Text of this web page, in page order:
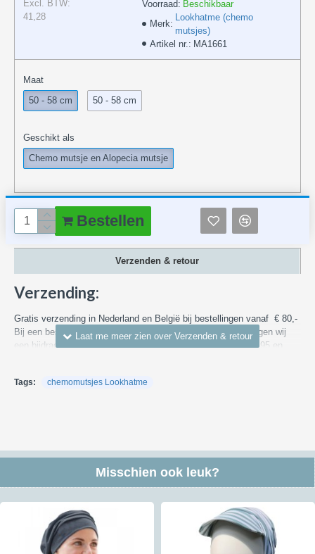
Excl. BTW:
41,28
Voorraad: Beschikbaar
Merk:
Lookhatme (chemo
mutsjes)
Artikel nr.: MA1661
Maat
50 - 58 cm
50 - 58 cm
Geschikt als
Chemo mutsje en Alopecia mutsje
Bestellen
Verzenden & retour
Verzending:
Gratis verzending in Nederland en België bij bestellingen vanaf € 80,-
Bij een bestelling met een waarde van minder dan € 80,- vragen wij
een bijdrage in de bezorgkosten binnen Nederland vanaf € 4,95 en
Je hebt in Nederland en België 30 dagen de tijd om de producten die
je niet wilt houden te retourneren. Om een retourzending te versturen
retour kan vaak gratis teruggestuurd via dat antwoordnummer maar
niet altijd; lees hierna hoe dat werkt. Een geheel gratis retour is
mogelijk voor zendingen met een verzendbewijs of track&trace code
verstuurd worden of voor doosjes. Hiervoor berekenen wij de helft aan
Tags: chemomutsjes Lookhatme
Misschien ook leuk?